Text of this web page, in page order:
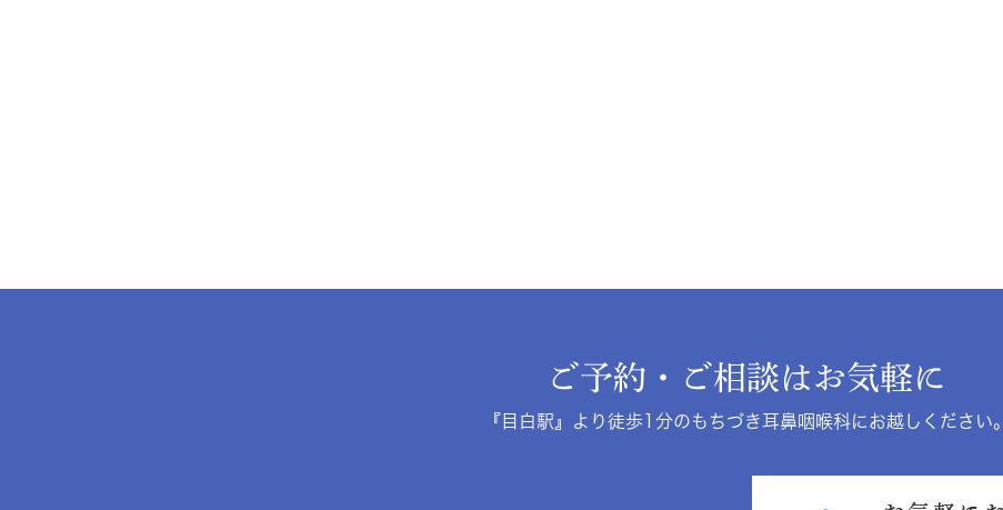
ご予約・ご相談はお気軽に
『目白駅』より徒歩1分のもちづき耳鼻咽喉科にお越しください。